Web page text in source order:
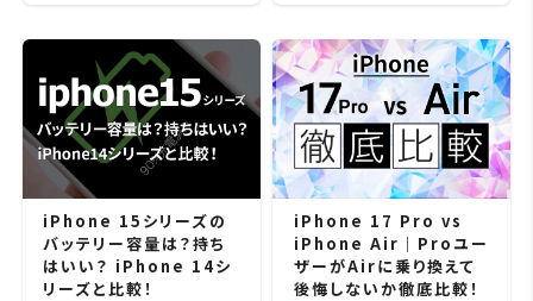
iPhone 15シリーズの
バッテリー容量は？持ち
はいい？ iPhone 14シ
リーズと比較！
iPhone 17 Pro vs
iPhone Air｜Proユー
ザーがAirに乗り換えて
後悔しないか徹底比較！